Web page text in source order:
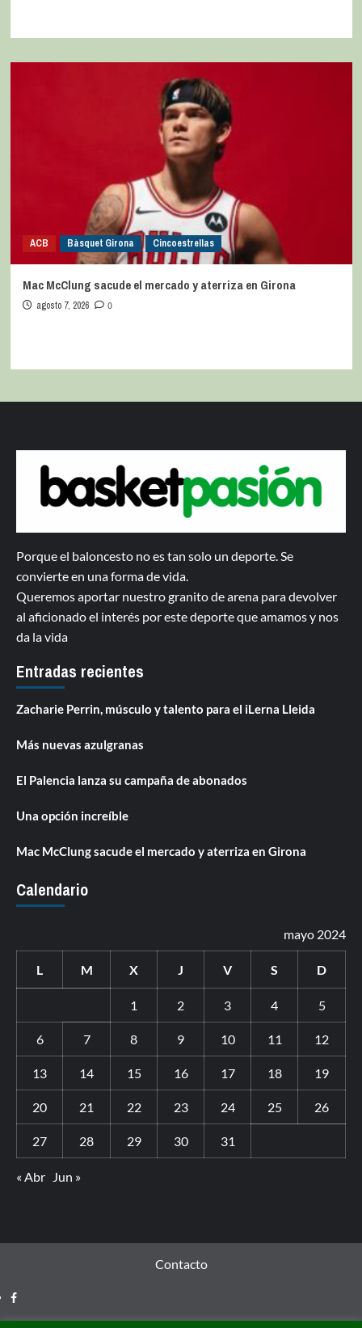
ACB Bàsquet Girona Cincoestrellas
Mac McClung sacude el mercado y aterriza en Girona
agosto 7, 2026 0
Porque el baloncesto no es tan solo un deporte. Se
convierte en una forma de vida.
Queremos aportar nuestro granito de arena para devolver
al aficionado el interés por este deporte que amamos y nos
da la vida
Entradas recientes
Zacharie Perrin, músculo y talento para el iLerna Lleida
Más nuevas azulgranas
El Palencia lanza su campaña de abonados
Una opción increíble
Mac McClung sacude el mercado y aterriza en Girona
Calendario
mayo 2024
L M X J V S D
1 2 3 4 5
6 7 8 9 10 11 12
13 14 15 16 17 18 19
20 21 22 23 24 25 26
27 28 29 30 31
« Abr Jun »
Contacto